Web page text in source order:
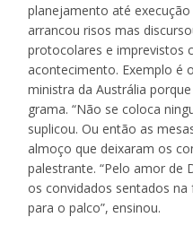
planejamento até
arrancou risos mas
protocolares e imprevistos
acontecimento. Exemplo é
ministra da Austrália
grama. “Não se coloca
suplicou. Ou então as
almoço que deixaram os
palestrante. “Pelo amor de
os convidados sentados
para o palco”, ensinou.